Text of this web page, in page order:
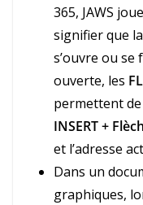
365, JAWS
signifier que
s’ouvre ou se
ouverte, les
permettent
INSERT +
et l’adresse
Dans un
graphiques,